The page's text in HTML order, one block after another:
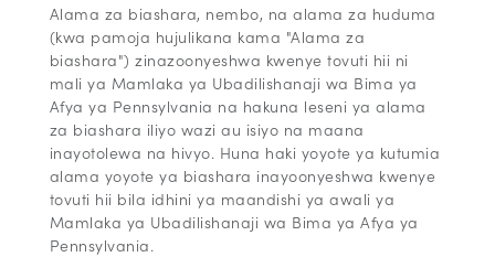
Alama za biashara, nembo, na alama za huduma
(kwa pamoja hujulikana kama "Alama za
biashara") zinazoonyeshwa kwenye tovuti hii ni
mali ya Mamlaka ya Ubadilishanaji wa Bima ya
Afya ya Pennsylvania na hakuna leseni ya alama
za biashara iliyo wazi au isiyo na maana
inayotolewa na hivyo. Huna haki yoyote ya kutumia
alama yoyote ya biashara inayoonyeshwa kwenye
tovuti hii bila idhini ya maandishi ya awali ya
Mamlaka ya Ubadilishanaji wa Bima ya Afya ya
Pennsylvania.